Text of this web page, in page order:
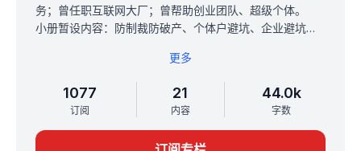
务；曾任职互联网大厂；曾帮助创业团队、超级个体。
小册暂设内容：防制裁防破产、个体户避坑、企业避坑、
小册原价590元，首个小册，现价特惠19元买断，每满100
人涨价10元。
更多
1077
订阅
21
内容
44.0k
字数